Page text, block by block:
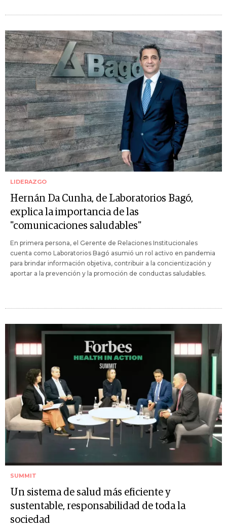
LIDERAZGO
Hernán Da Cunha, de Laboratorios Bagó,
explica la importancia de las
"comunicaciones saludables"
En primera persona, el Gerente de Relaciones Institucionales
cuenta como Laboratorios Bagó asumió un rol activo en pandemia
para brindar información objetiva, contribuir a la concientización y
aportar a la prevención y la promoción de conductas saludables.
SUMMIT
Un sistema de salud más eficiente y
sustentable, responsabilidad de toda la
sociedad